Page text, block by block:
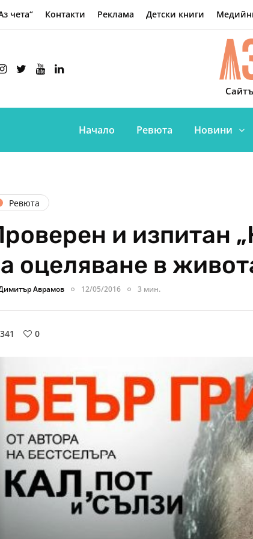
чета“ Контакти Реклама Детски книги
Начало Ревюта Новини
Ревюта
и изпитан
оцеляване в
Аврамов 12/05/2016 3 мин.
0